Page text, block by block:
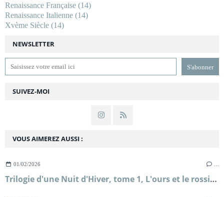
NEWSLETTER
SUIVEZ-MOI
VOUS AIMEREZ AUSSI :
01/02/2026
Trilogie d'une Nuit d'Hiver, tome 1, L'ours et le rossignol ; Katherine Arden
Renaissance Française (14)
Renaissance Italienne (14)
Xvème Siècle (14)